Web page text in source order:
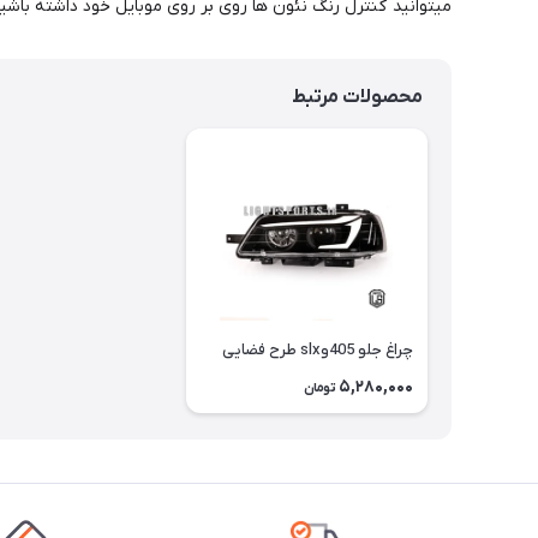
میتوانید کنترل رنگ نئون ها روی بر روی موبایل خود داشته
محصولات مرتبط
چراغ جلو 405وslx طرح فضایی
5,280,000 تومان